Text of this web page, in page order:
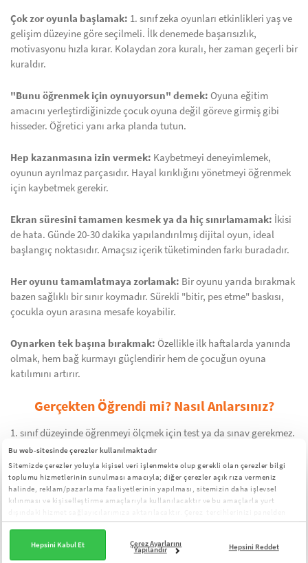
Bu web-sitesinde çerezler kullanılmaktadır
Sitemizde çerezler yoluyla kişisel veri işlenmekte olup gerekli olan çerezler bilgi
toplumu hizmetlerinin sunulması amacıyla; diğer çerezler açık rıza vermeniz
halinde, reklam/pazarlama faaliyetlerinin yapılması, sitemizin daha işlevsel
kılınması ve kişiselleştirme amaçlarıyla kullanılacaktır ve bu amaçlarla yurt
yönetebilirsiniz:Çerez Aydınlatma Metni
Hepsini Kabul Et Çerez Ayarlarını
Yapılandır Hepsini Reddet
Çok zor oyunla başlamak: 1. sınıf zeka oyunları etkinlikleri yaş ve
gelişim düzeyine göre seçilmeli. İlk denemede başarısızlık,
motivasyonu hızla kırar. Kolaydan zora kuralı, her zaman geçerli bir
kuraldır.
"Bunu öğrenmek için oynuyorsun" demek: Oyuna eğitim
amacını yerleştirdiğinizde çocuk oyuna değil göreve girmiş gibi
hisseder. Öğretici yanı arka planda tutun.
Hep kazanmasına izin vermek: Kaybetmeyi deneyimlemek,
oyunun ayrılmaz parçasıdır. Hayal kırıklığını yönetmeyi öğrenmek
için kaybetmek gerekir.
Ekran süresini tamamen kesmek ya da hiç sınırlamamak: İkisi
de hata. Günde 20-30 dakika yapılandırılmış dijital oyun, ideal
başlangıç noktasıdır. Amaçsız içerik tüketiminden farkı buradadır.
Her oyunu tamamlatmaya zorlamak: Bir oyunu yarıda bırakmak
bazen sağlıklı bir sınır koymadır. Sürekli "bitir, pes etme" baskısı,
çocukla oyun arasına mesafe koyabilir.
Oynarken tek başına bırakmak: Özellikle ilk haftalarda yanında
olmak, hem bağ kurmayı güçlendirir hem de çocuğun oyuna
katılımını artırır.
Gerçekten Öğrendi mi? Nasıl Anlarsınız?
1. sınıf düzeyinde öğrenmeyi ölçmek için test ya da sınav gerekmez.
Asıl gösterge, günlük davranıştır.
Üç basit soruya bakın: